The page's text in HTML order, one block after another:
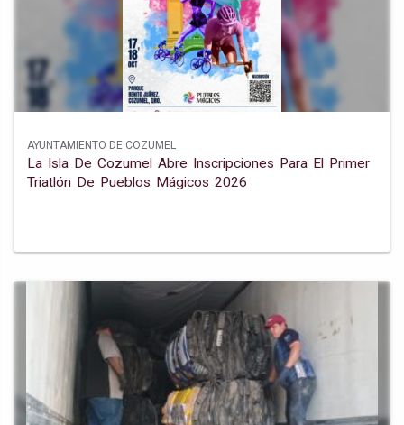
AYUNTAMIENTO DE COZUMEL
La Isla De Cozumel Abre Inscripciones Para El Primer
Triatlón De Pueblos Mágicos 2026